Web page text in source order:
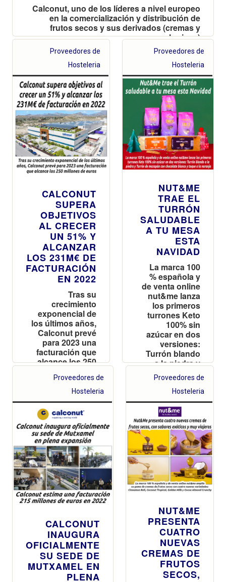
Calconut, uno de los líderes a nivel europeo
en la comercialización y distribución de
frutos secos y sus derivados (cremas y
harinas)
Proveedores de
Hosteleria
CALCONUT
SUPERA
OBJETIVOS
AL CRECER
UN 51% Y
ALCANZAR
LOS 231M€ DE
FACTURACIÓN
EN 2022
Tras su
crecimiento
exponencial de
los últimos años,
Calconut prevé
para 2023 una
facturación que
alcance los 250
euros
Proveedores de
Hosteleria
NUT&ME
TRAE EL
TURRÓN
SALUDABLE
A TU MESA
ESTA
NAVIDAD
La marca 100
% española y
de venta online
nut&me lanza
los primeros
turrones Keto
100% sin
azúcar en dos
versiones:
Turrón blando
a la piedra y
Turrón de
mazapán con
chocolate
blanco y toque
a la naranja
Proveedores de
Hosteleria
CALCONUT
INAUGURA
OFICIALMENTE
SU SEDE DE
MUTXAMEL EN
PLENA
Proveedores de
Hosteleria
NUT&ME
PRESENTA
CUATRO
NUEVAS
CREMAS DE
FRUTOS
SECOS,